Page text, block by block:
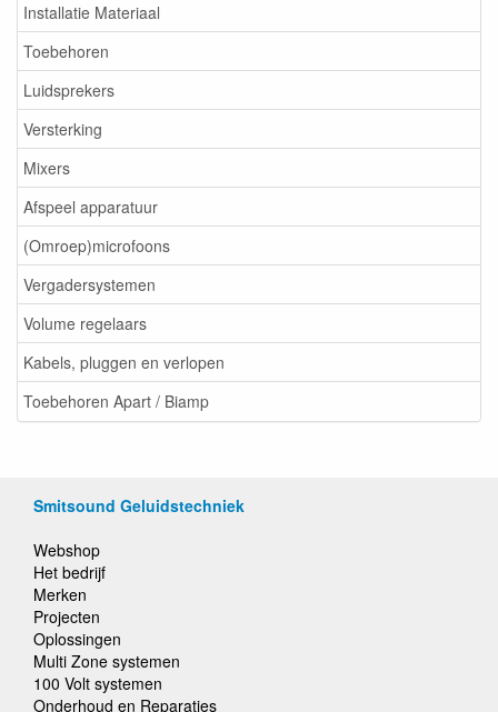
Installatie Materiaal
Toebehoren
Luidsprekers
Versterking
Mixers
Afspeel apparatuur
(Omroep)microfoons
Vergadersystemen
Volume regelaars
Kabels, pluggen en verlopen
Toebehoren Apart / Biamp
Smitsound Geluidstechniek
Webshop
Het bedrijf
Merken
Projecten
Oplossingen
Multi Zone systemen
100 Volt systemen
Onderhoud en Reparaties